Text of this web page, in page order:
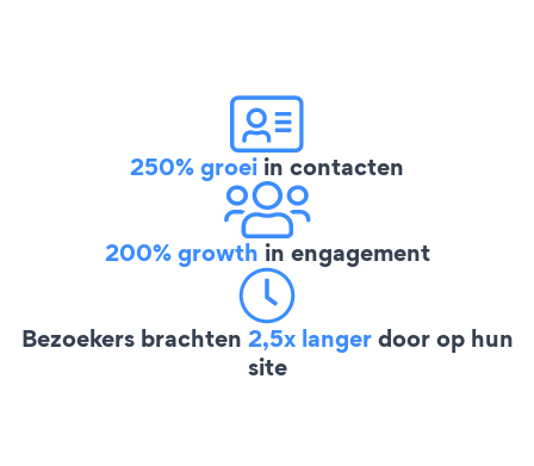
250% groei in contacten
200% growth in engagement
Bezoekers brachten 2,5x langerdoor op hun
site